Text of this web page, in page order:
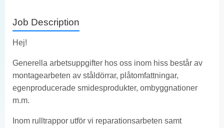
Job Description
Hej!
Generella arbetsuppgifter hos oss inom hiss består av
montagearbeten av ståldörrar, plåtomfattningar,
egenproducerade smidesprodukter, ombyggnationer
m.m.
Inom rulltrappor utför vi reparationsarbeten samt